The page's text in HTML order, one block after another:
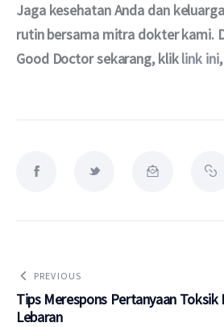
Jaga kesehatan Anda dan
rutin bersama mitra dokter kami.
Good Doctor sekarang, klik link ini
PREVIOUS
Tips Merespons Pertanyaan Toksik
Lebaran